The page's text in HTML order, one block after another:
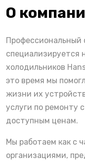
О
Профессиональный
специализируется
холодильников
это время мы
жизни их
услуги по ремонту
доступным ценам.
Мы работаем как с
организациями,